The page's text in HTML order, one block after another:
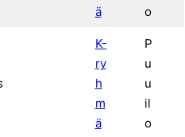
ä
o
K-
ry
h
m
ä
P
u
u
il
o